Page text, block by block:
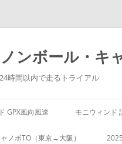
ンボール・キ
時間以内で走るトライアル
GPX風向風速 モニウィンド
ノボTO（東京→大阪）